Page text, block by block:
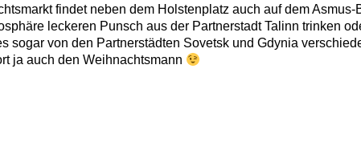
findet neben dem Holstenplatz auch auf dem
leckeren Punsch aus der Partnerstadt Talinn trinken
sogar von den Partnerstädten Sovetsk und Gdynia
ja auch den Weihnachtsmann